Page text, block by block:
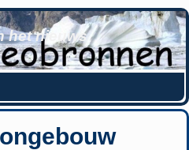
het nieuws